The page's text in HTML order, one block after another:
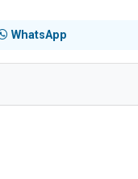
WhatsApp